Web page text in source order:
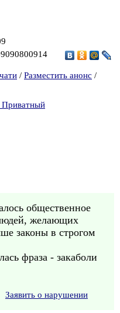
/ Разместить анонс /
Приватный
общественное
желающих
законы в строгом
фраза - закаболи
Заявить о нарушении